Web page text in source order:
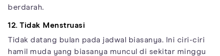
berdarah.
12. Tidak Menstruasi
Tidak datang bulan pada jadwal biasanya. Ini ciri-ciri
hamil muda yang biasanya muncul di sekitar minggu